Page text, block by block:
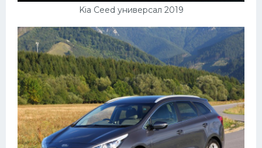
Kia Ceed универсал 2019
Лимузины
Камаз
Автобусы
Хонда
Грузовики